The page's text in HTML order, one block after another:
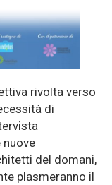
rivolta verso
di
nuove
del domani,
plasmeranno il